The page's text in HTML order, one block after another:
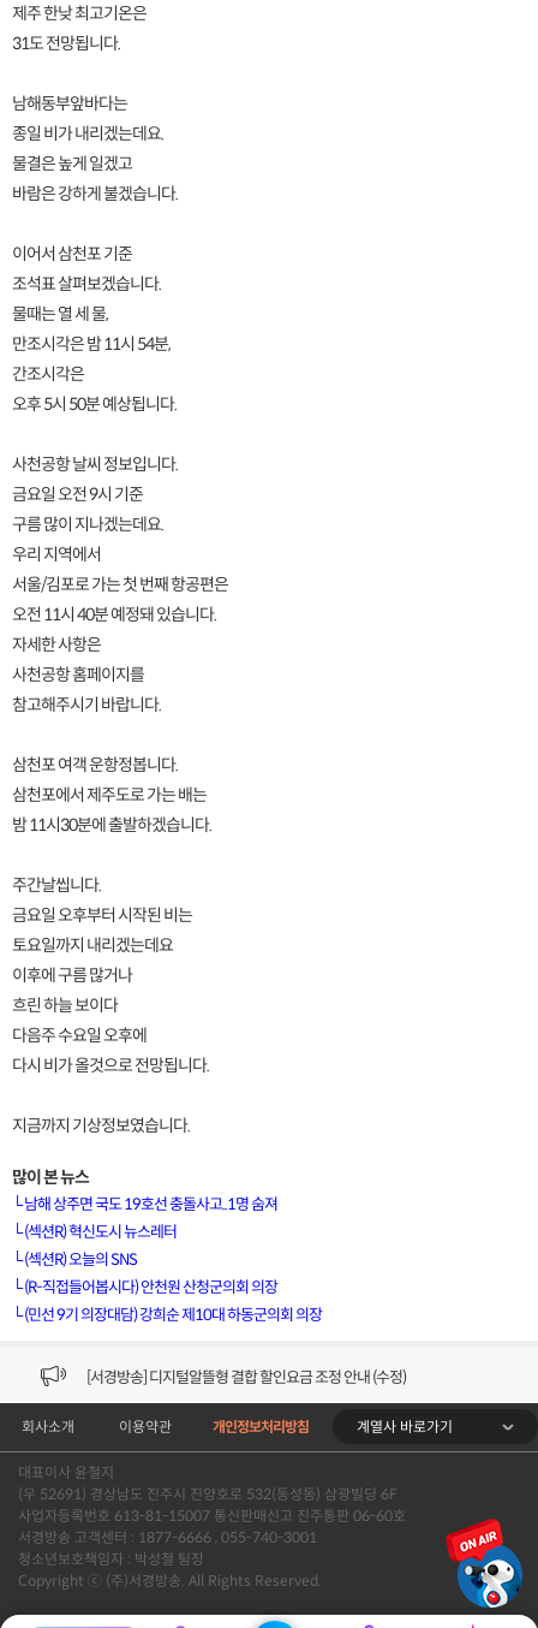
제주 한낮 최고기온은
31도 전망됩니다.
남해동부앞바다는
종일 비가 내리겠는데요.
물결은 높게 일겠고
바람은 강하게 불겠습니다.
이어서 삼천포 기준
조석표 살펴보겠습니다.
물때는 열 세 물,
만조시각은 밤 11시 54분,
간조시각은
오후 5시 50분 예상됩니다.
사천공항 날씨 정보입니다.
금요일 오전 9시 기준
구름 많이 지나겠는데요.
우리 지역에서
서울/김포로 가는 첫 번째 항공편은
오전 11시 40분 예정돼 있습니다.
자세한 사항은
사천공항 홈페이지를
참고해주시기 바랍니다.
삼천포 여객 운항정봅니다.
삼천포에서 제주도로 가는 배는
밤 11시30분에 출발하겠습니다.
주간날씹니다.
금요일 오후부터 시작된 비는
토요일까지 내리겠는데요
이후에 구름 많거나
흐린 하늘 보이다
다음주 수요일 오후에
다시 비가 올것으로 전망됩니다.
지금까지 기상정보였습니다.
많이 본 뉴스
└남해 상주면 국도 19호선 충돌사고..1명 숨져
└(섹션R) 혁신도시 뉴스레터
└(섹션R) 오늘의 SNS
└(R-직접들어봅시다) 안천원 산청군의회 의장
└(민선 9기 의장대담) 강희순 제10대 하동군의회 의장
[VOD공지] 청춘초이스 이용금액 변경 안내
[서경방송] 일부 채널편성 변경 안내의 건 (7/22)
[서경방송] 디지털알뜰형 결합 할인요금 조정 안내 (수정)
[공지] 개인정보처리방침 (Ver2.15) 개정의 건 (7/1)
[서경방송] 일부 채널편성 변경 안내의 건 (7/1)
[VOD공지] 청춘초이스 이용금액 변경 안내
[서경방송] 일부 채널편성 변경 안내의 건 (7/22)
회사소개 이용약관 개인정보처리방침 계열사 바로가기
대표이사 윤철지
(우 52691) 경상남도 진주시 진양호로 532(동성동) 삼광빌딩 6F
사업자등록번호 613-81-15007 통신판매신고 진주통판 06-60호
서경방송 고객센터 : 1877-6666 , 055-740-3001
청소년보호책임자 : 박성철 팀장
Copyright ⓒ (주)서경방송. All Rights Reserved.